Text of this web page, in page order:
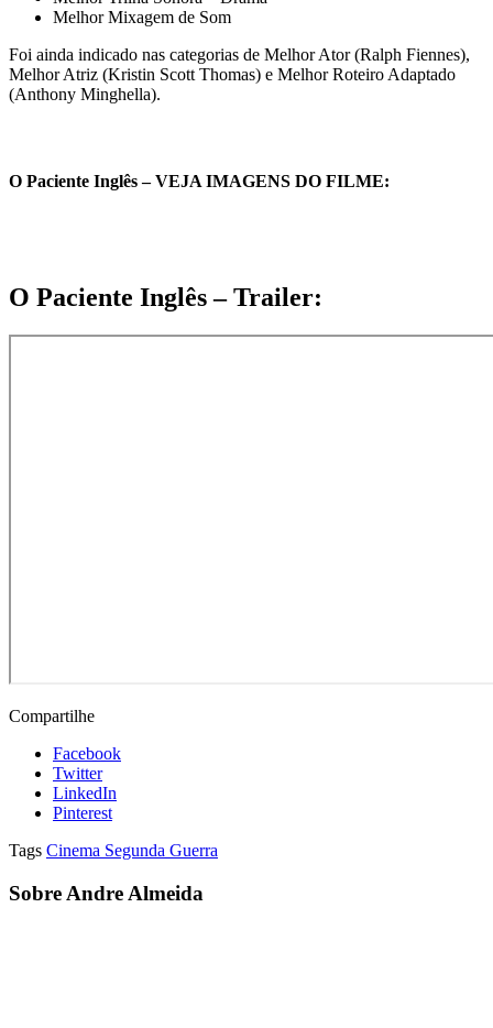
Melhor Mixagem de Som
Foi ainda indicado nas categorias de Melhor Ator (Ralph Fiennes),
Melhor Atriz (Kristin Scott Thomas) e Melhor Roteiro Adaptado
(Anthony Minghella).
O Paciente Inglês – VEJA IMAGENS DO FILME:
O Paciente Inglês – Trailer:
Compartilhe
Facebook
Twitter
LinkedIn
Pinterest
Tags Cinema Segunda Guerra
Sobre Andre Almeida